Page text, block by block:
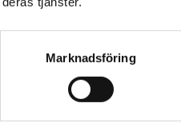
Marknadsföring